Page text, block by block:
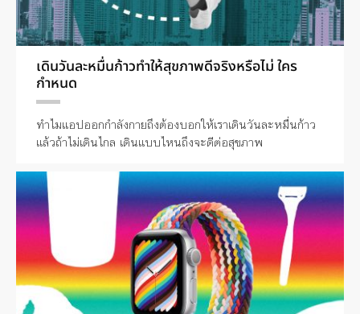
เดินวันละหมื่นก้าวทำให้สุขภาพดีจริงหรือไม่ ใคร
กำหนด
ทำไมแอปออกกำลังกายถึงต้องบอกให้เราเดินวันละหมื่นก้าว
แล้วถ้าไม่เดินไกล เดินแบบไหนถึงจะดีต่อสุขภาพ